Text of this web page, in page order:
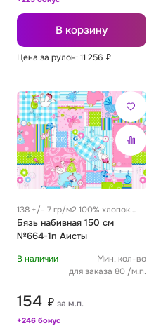
В корзину
Цена за рулон: 11 256 ₽
138 +/- 7 гр/м2 100% хлопок
0.32 м
Бязь набивная 150 см
№664-1п Аисты
В наличии
Мин. кол-во
для заказа 80 /м.п.
154 ₽ за м.п.
+246 бонус